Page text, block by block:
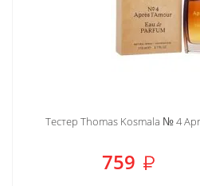
Тестер Thomas Kosmala № 4
759